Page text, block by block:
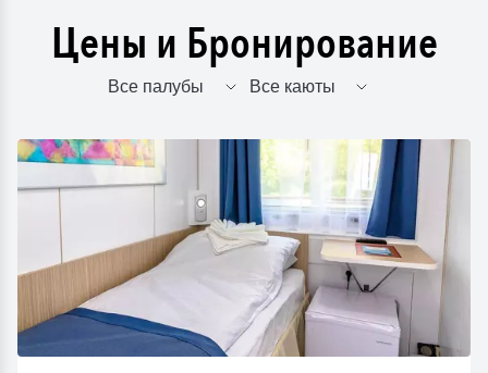
Цены и Бронирование